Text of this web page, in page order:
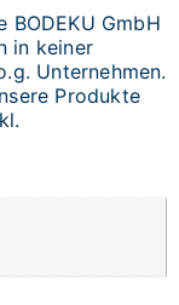
BODEKU GmbH
in keiner
Unternehmen.
Produkte